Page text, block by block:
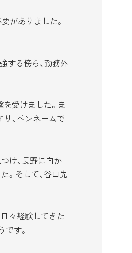
がありました。
する傍ら、勤務外
受けました。ま
、ペンネームで
け、長野に向か
。そして、谷口先
々経験してきた
す。